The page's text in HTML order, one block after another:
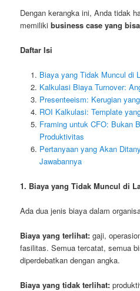
Dengan kerangka ini, Anda tidak
memilikibusiness case yang
Daftar Isi
Biaya yang Tidak Muncul di
Kalkulasi Biaya Turnover:
Presenteeism: Kerugian
ROI Kalkulasi: Template
Framing untuk CFO: Bukan
Produktivitas
Pertanyaan yang Akan
Jawabannya
1. Biaya yang Tidak Muncul di
Ada dua jenis biaya dalam
Biaya yang terlihat: gaji,
fasilitas. Semua tercatat, semua
diperdebatkan dengan angka.
Biaya yang tidak terlihat: